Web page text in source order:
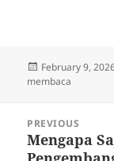
Posted
on
February 9,
membaca
navigation
PREVIOUS
Previous
Mengapa